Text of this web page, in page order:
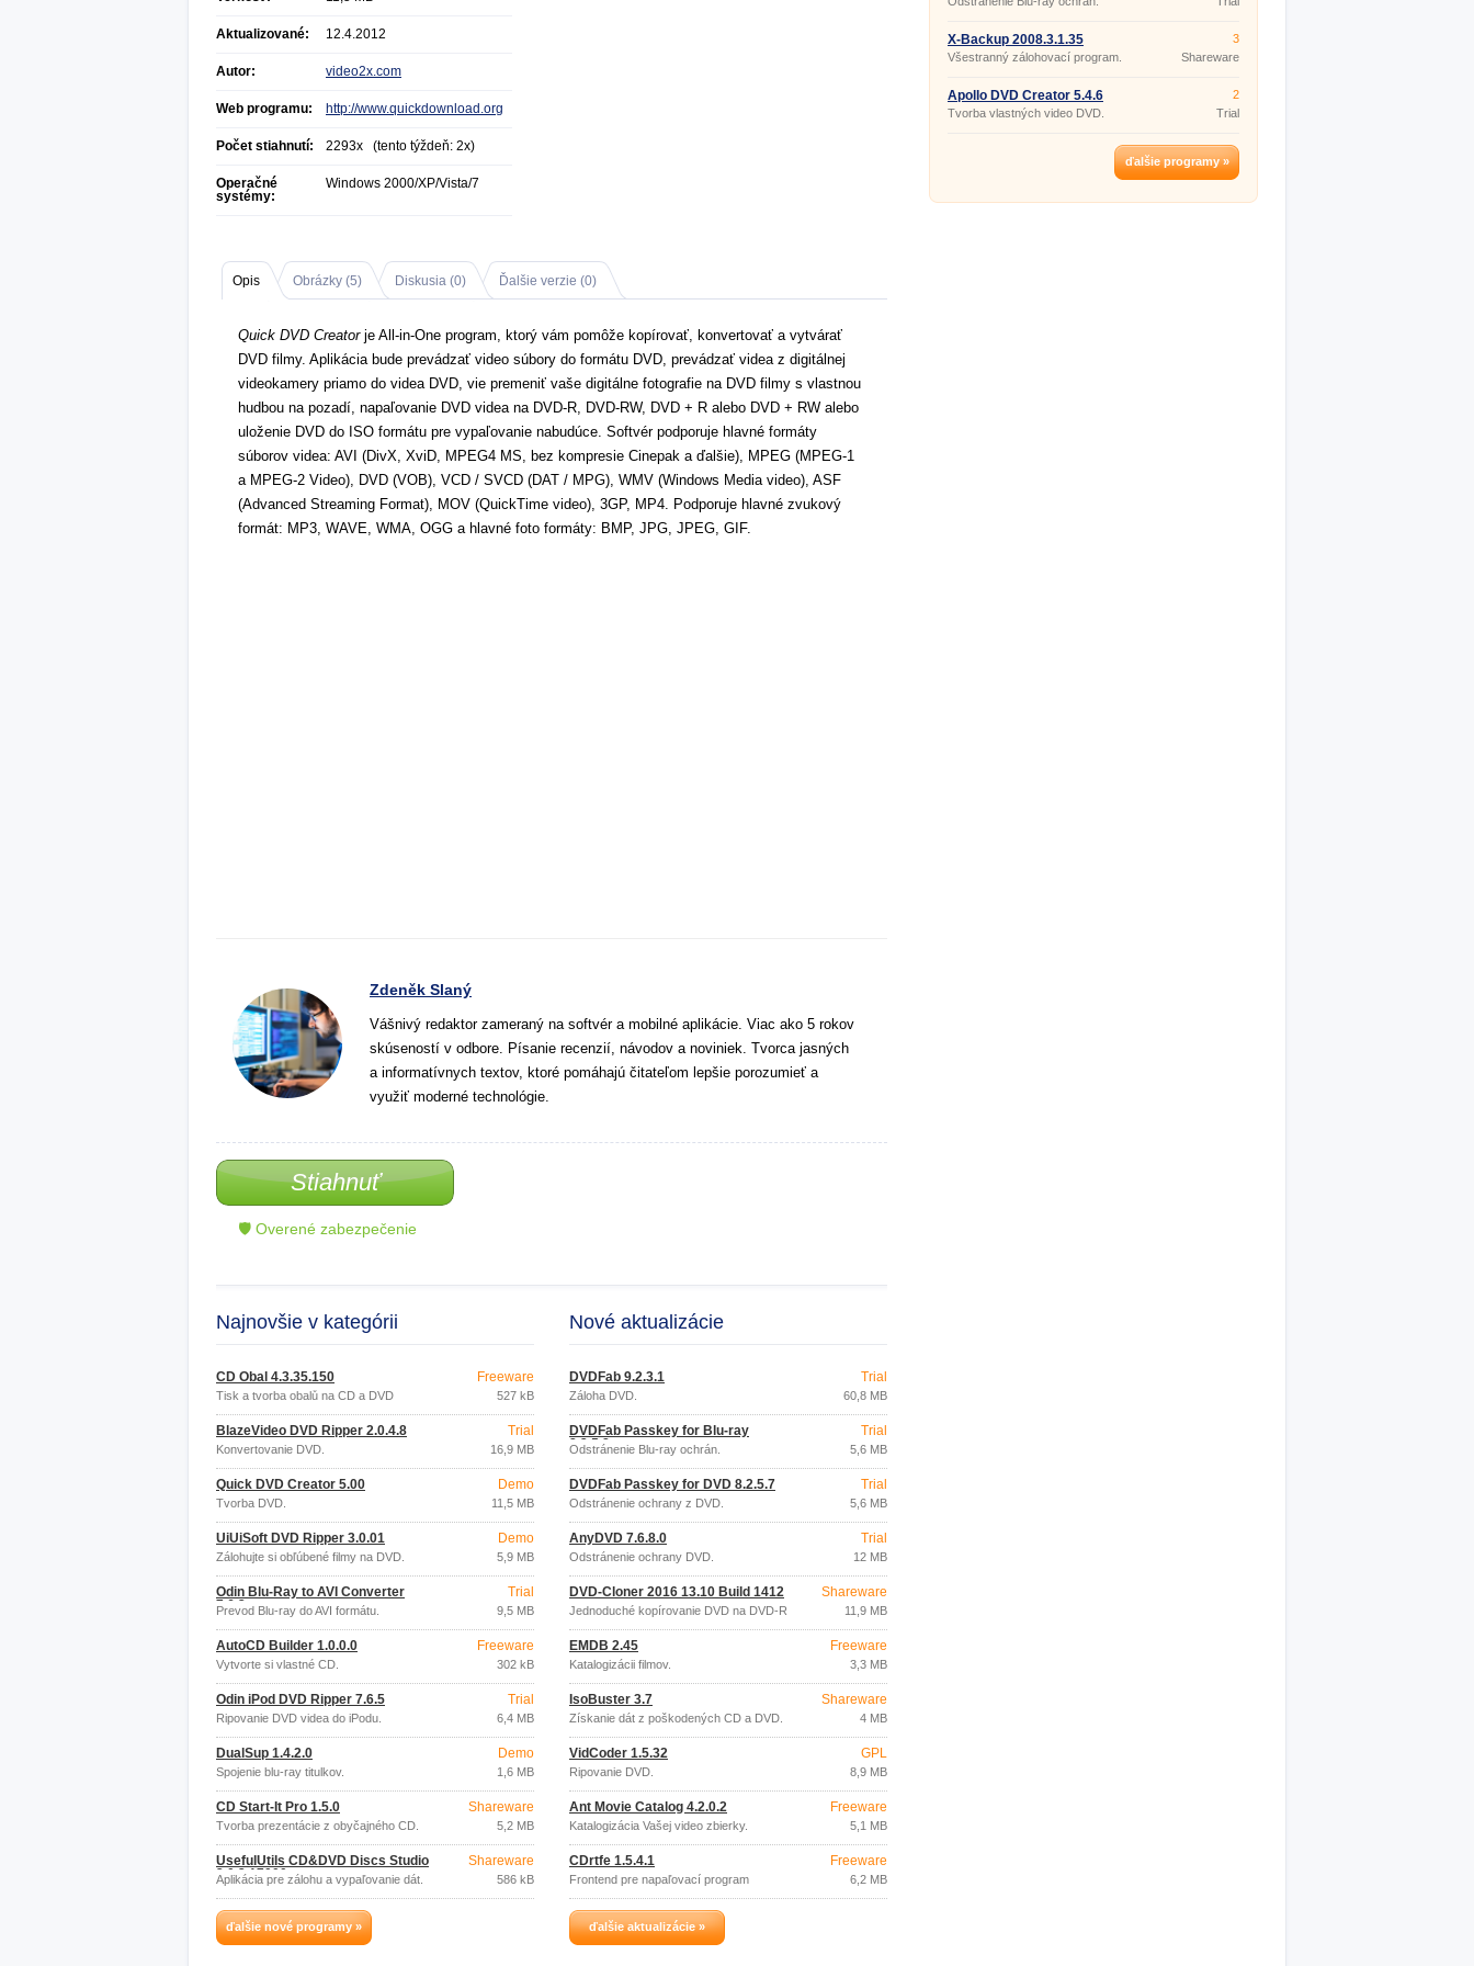
Aktualizované: 12.4.2012
Autor: video2x.com
Web programu: http://www.quickdownload.org
Počet stiahnutí: 2293x (tento týždeň: 2x)
Operačné
systémy:
Windows 2000/XP/Vista/7
Opis Obrázky (5) Diskusia (0) Ďalšie verzie (0)
Quick DVD Creatorje All-in-One program, ktorý vám pomôže kopírovať, konvertovať a vytvárať
DVD filmy. Aplikácia bude prevádzať video súbory do formátu DVD, prevádzať videa z digitálnej
videokamery priamo do videa DVD, vie premeniť vaše digitálne fotografie na DVD filmy s vlastnou
hudbou na pozadí, napaľovanie DVD videa na DVD-R, DVD-RW, DVD + R alebo DVD + RW alebo
uloženie DVD do ISO formátu pre vypaľovanie nabudúce. Softvér podporuje hlavné formáty
súborov videa: AVI (DivX, XviD, MPEG4 MS, bez kompresie Cinepak a ďalšie), MPEG (MPEG-1
a MPEG-2 Video), DVD (VOB), VCD / SVCD (DAT / MPG), WMV (Windows Media video), ASF
(Advanced Streaming Format), MOV (QuickTime video), 3GP, MP4. Podporuje hlavné zvukový
formát: MP3, WAVE, WMA, OGG a hlavné foto formáty: BMP, JPG, JPEG, GIF.
Zdeněk Slaný
Vášnivý redaktor zameraný na softvér a mobilné aplikácie. Viac ako 5 rokov
skúseností v odbore. Písanie recenzií, návodov a noviniek. Tvorca jasných
a informatívnych textov, ktoré pomáhajú čitateľom lepšie porozumieť a
využiť moderné technológie.
Stiahnuť
🛡 Overené zabezpečenie
Najnovšie v kategórii
CD Obal 4.3.35.150
Tisk a tvorba obalů na CD a DVD
Freeware
527 kB
BlazeVideo DVD Ripper 2.0.4.8
Konvertovanie DVD.
Trial
16,9 MB
Quick DVD Creator 5.00
Tvorba DVD.
Demo
11,5 MB
UiUiSoft DVD Ripper 3.0.01
Zálohujte si obľúbené filmy na DVD.
Demo
5,9 MB
Odin Blu-Ray to AVI Converter
7.6.3
Prevod Blu-ray do AVI formátu.
Trial
9,5 MB
AutoCD Builder 1.0.0.0
Vytvorte si vlastné CD.
Freeware
302 kB
Odin iPod DVD Ripper 7.6.5
Ripovanie DVD videa do iPodu.
Trial
6,4 MB
DualSup 1.4.2.0
Spojenie blu-ray titulkov.
Demo
1,6 MB
CD Start-It Pro 1.5.0
Tvorba prezentácie z obyčajného CD.
Shareware
5,2 MB
UsefulUtils CD&DVD Discs Studio
3.0.2.17000
Aplikácia pre zálohu a vypaľovanie dát.
Shareware
586 kB
ďalšie nové programy »
Nové aktualizácie
DVDFab 9.2.3.1
Záloha DVD.
Trial
60,8 MB
DVDFab Passkey for Blu-ray
8.2.5.8
Odstránenie Blu-ray ochrán.
Trial
5,6 MB
DVDFab Passkey for DVD 8.2.5.7
Odstránenie ochrany z DVD.
Trial
5,6 MB
AnyDVD 7.6.8.0
Odstránenie ochrany DVD.
Trial
12 MB
DVD-Cloner 2016 13.10 Build 1412
Jednoduché kopírovanie DVD na DVD-R
Shareware
11,9 MB
EMDB 2.45
Katalogizácii filmov.
Freeware
3,3 MB
IsoBuster 3.7
Získanie dát z poškodených CD a DVD.
Shareware
4 MB
VidCoder 1.5.32
Ripovanie DVD.
GPL
8,9 MB
Ant Movie Catalog 4.2.0.2
Katalogizácia Vašej video zbierky.
Freeware
5,1 MB
CDrtfe 1.5.4.1
Frontend pre napaľovací program
Freeware
6,2 MB
ďalšie aktualizácie »
X-Backup 2008.3.1.35
Všestranný zálohovací program.
3
Shareware
Apollo DVD Creator 5.4.6
Tvorba vlastných video DVD.
2
Trial
ďalšie programy »